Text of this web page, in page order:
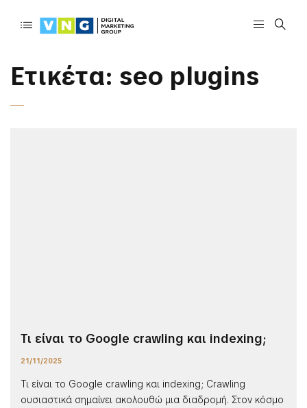
Ετικέτα: seo plugins
Τι είναι το Google crawling και indexing;
21/11/2025
Τι είναι το Google crawling και indexing; Crawling
ουσιαστικά σημαίνει ακολουθώ μια διαδρομή. Στον κόσμο